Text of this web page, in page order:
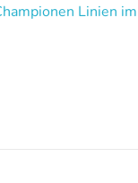
Linien